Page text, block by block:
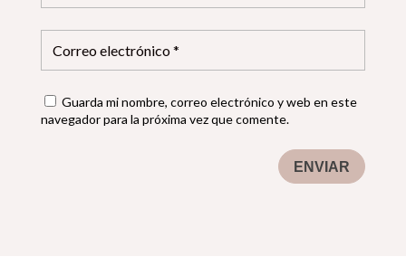
Guarda mi nombre, correo electrónico y web en este
navegador para la próxima vez que comente.
ENVIAR